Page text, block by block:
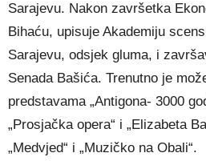
Sarajevu. Nakon završetka
Bihaću, upisuje Akademiju
Sarajevu, odsjek gluma, i
Senada Bašića. Trenutno je
predstavama „Antigona- 3000
„Prosjačka opera“ i „Elizabeta
„Medvjed“ i „Muzičko na Obali“.